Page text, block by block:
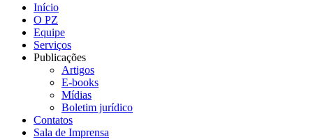
Início
O PZ
Equipe
Serviços
Publicações
Artigos
E-books
Mídias
Boletim jurídico
Contatos
Sala de Imprensa